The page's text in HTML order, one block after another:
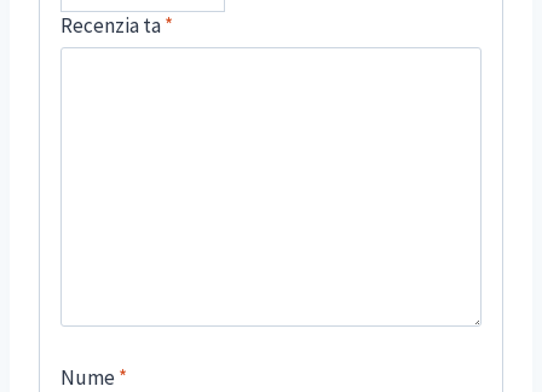
Recenzia ta*
Nume*